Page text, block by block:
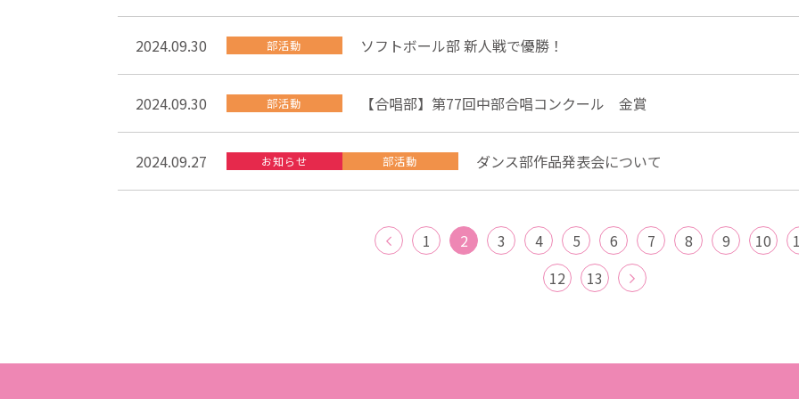
2024.09.30 部活動 ソフトボール部 新人戦で優勝！
2024.09.30 部活動 【合唱部】第77回中部合唱コンクール 金賞
2024.09.27 お知らせ 部活動 ダンス部作品発表会について
< 1 2 3 4 5 6 7 8 9 10
12
13 >